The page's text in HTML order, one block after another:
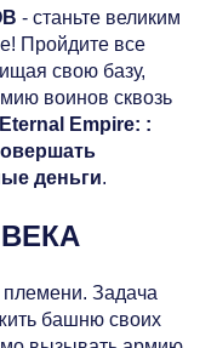
- станьте великим
Пройдите все
свою базу,
воинов сквозь
Eternal Empire: :
деньги.
Задача
башню своих